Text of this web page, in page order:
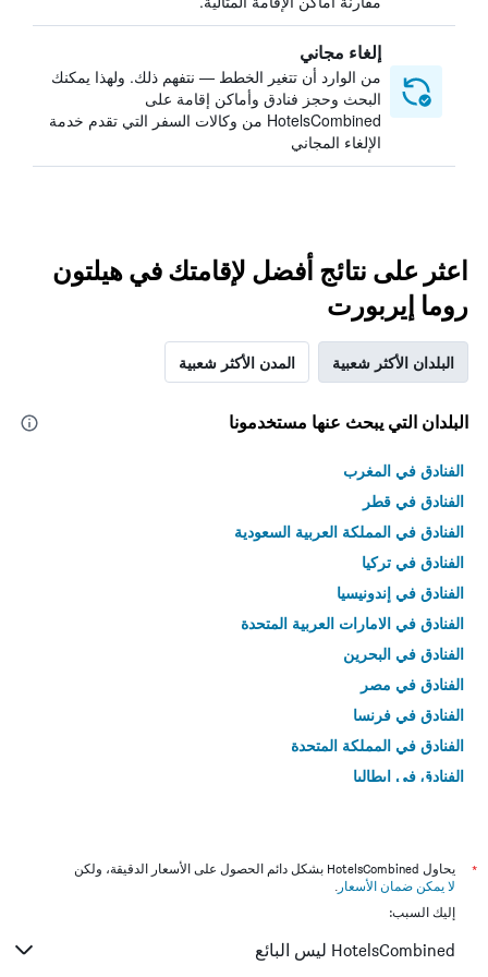
إلغاء مجاني
من الوارد أن تتغير الخطط — نتفهم ذلك. ولهذا يمكنك
البحث وحجز فنادق وأماكن إقامة على
HotelsCombined من وكالات السفر التي تقدم خدمة
الإلغاء المجاني
اعثر على نتائج أفضل لإقامتك في هيلتون
روما إيربورت
البلدان الأكثر شعبية المدن الأكثر شعبية
البلدان التي يبحث عنها مستخدمونا
الفنادق في المغرب
الفنادق في قطر
الفنادق في المملكة العربية السعودية
الفنادق في تركيا
الفنادق في إندونيسيا
الفنادق في الامارات العربية المتحدة
الفنادق في البحرين
الفنادق في مصر
الفنادق في فرنسا
الفنادق في المملكة المتحدة
الفنادق في إيطاليا
*
يحاول HotelsCombined بشكل دائم الحصول على الأسعار الدقيقة، ولكن
لا يمكن ضمان الأسعار .
إليك السبب:
HotelsCombined ليس البائع